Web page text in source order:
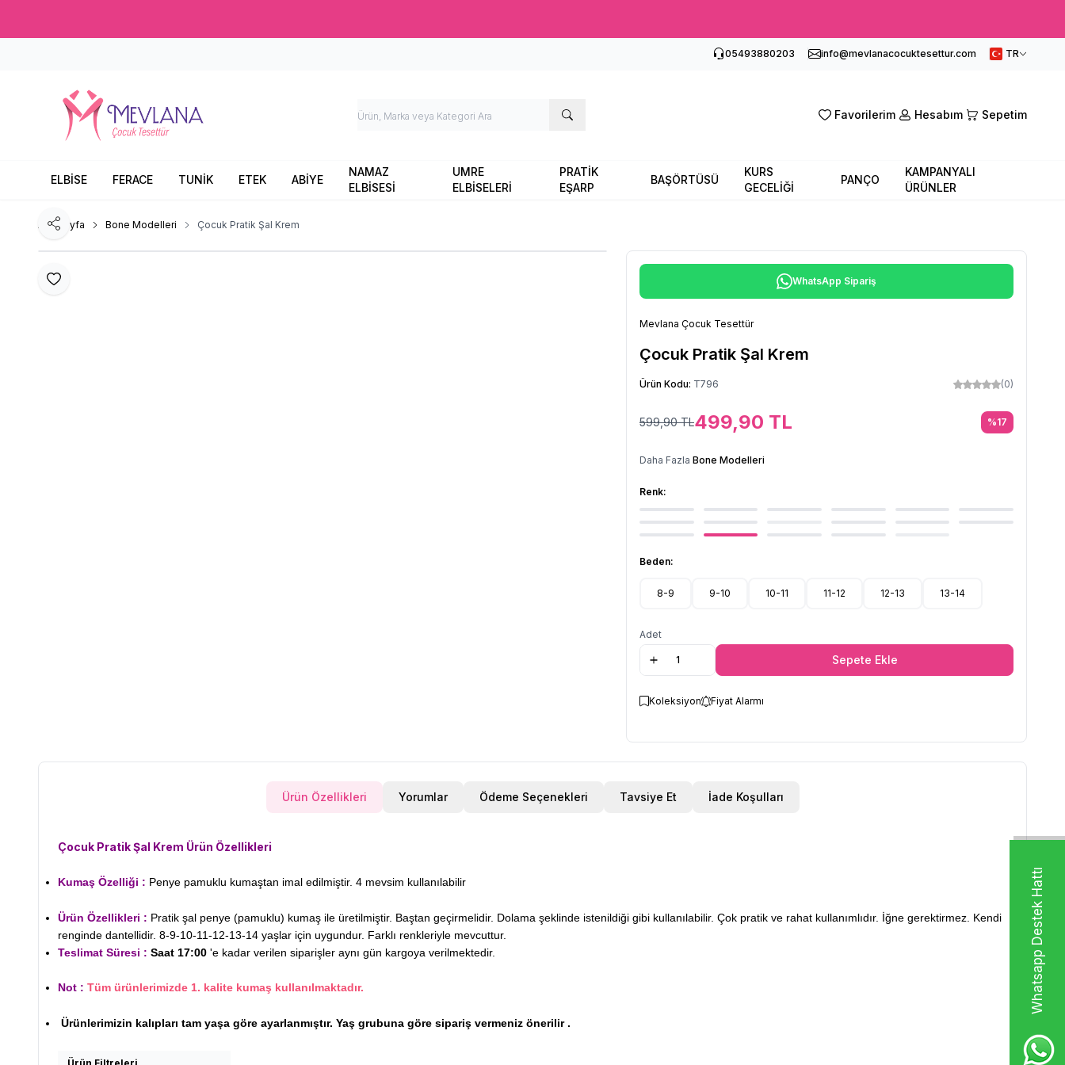
Whatsapp Destek Hattı
05493880203 info@mevlanacocuktesettur.com TR
Favorilerim Hesabım Sepetim
ELBİSE FERACE TUNİK ETEK ABİYE
NAMAZ
ELBİSESİ
UMRE
ELBİSELERİ
PRATİK
EŞARP
BAŞÖRTÜSÜ
KURS
GECELİĞİ
PANÇO
KAMPANYALI
ÜRÜNLER
Ana Sayfa Bone Modelleri Çocuk Pratik Şal Krem
Favoriye Ekle
Paylaş
WhatsApp Sipariş
Mevlana Çocuk Tesettür
Çocuk Pratik Şal Krem
Ürün Kodu: T796 (0)
599,90TL499,90 TL %17
Daha Fazla Bone Modelleri
Renk:
Beden:
8-9 9-10 10-11 11-12 12-13 13-14
Adet
Sepete Ekle
Koleksiyon Fiyat Alarmı
Ürün Özellikleri Yorumlar Ödeme Seçenekleri Tavsiye Et İade Koşulları
Çocuk Pratik Şal Krem Ürün Özellikleri
Kumaş Özelliği : Penye pamuklu kumaştan imal edilmiştir. 4 mevsim kullanılabilir
Ürün Özellikleri : Pratik şal penye (pamuklu) kumaş ile üretilmiştir. Baştan geçirmelidir. Dolama şeklinde istenildiği gibi kullanılabilir. Çok pratik ve rahat kullanımlıdır. İğne gerektirmez. Kendi
renginde dantellidir. 8-9-10-11-12-13-14 yaşlar için uygundur. Farklı renkleriyle mevcuttur.
Teslimat Süresi : Saat 17:00 'e kadar verilen siparişler aynı gün kargoya verilmektedir.
Not : Tüm ürünlerimizde 1. kalite kumaş kullanılmaktadır.
Ürünlerimizin kalıpları tam yaşa göre ayarlanmıştır. Yaş grubuna göre sipariş vermeniz önerilir .